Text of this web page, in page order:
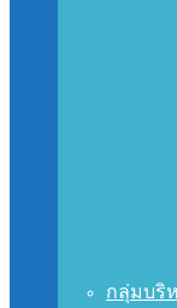
กลุ่มบริ